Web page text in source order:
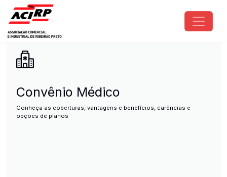
Pular para o conteúdo principal
ACIRP - Associação Comercial
Convênio Médico
Conheça as coberturas, vantagens e benefícios, carências e
opções de planos